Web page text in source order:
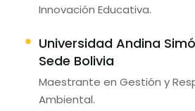
Innovación Educativa.
Universidad Andina
Sede Bolivia
Maestrante en Gestión y
Ambiental.